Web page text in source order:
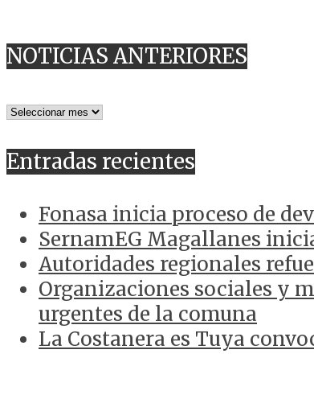
NOTICIAS ANTERIORES
NOTICIAS
Entradas recientes
Fonasa inicia proceso de
SernamEG Magallanes
Autoridades regionales
Organizaciones sociales y
urgentes de la comuna
La Costanera es Tuya